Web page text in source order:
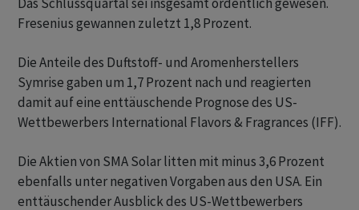
Fresenius gewannen zuletzt 1,8 Prozent.
Die Anteile des Duftstoff- und Aromenherstellers
Symrise gaben um 1,7 Prozent nach und reagierten
damit auf eine enttäuschende Prognose des US-
Wettbewerbers International Flavors & Fragrances (IFF).
Die Aktien von SMA Solar litten mit minus 3,6 Prozent
ebenfalls unter negativen Vorgaben aus den USA. Ein
enttäuschender Ausblick des US-Wettbewerbers